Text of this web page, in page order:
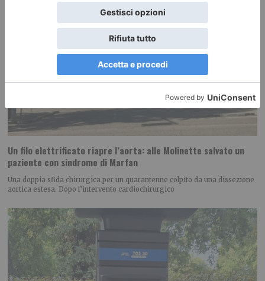
Un filo elettrificato riapre l’aorta: alle Molinette salvato un
paziente con sindrome di Marfan
Una doppia sfida chirurgica per un quarantenne colpito da una dissezione
aortica estesa. Dopo l’intervento cardiochirurgico